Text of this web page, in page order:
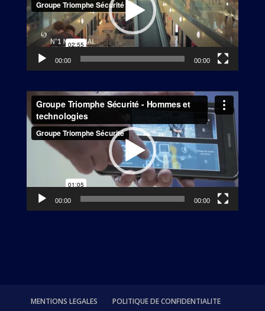
00:00 00:00
Lecteur
vidéo
00:00 00:00
MENTIONS LEGALES POLITIQUE DE CONFIDENTIALITE